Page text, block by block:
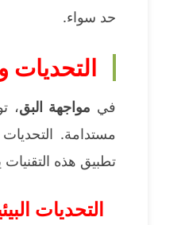
حد سواء.
التحديات
في مواجهة البق،
مستدامة.
تطبيق هذه التقنيات
التحديات